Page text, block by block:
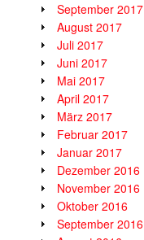
September 2017
August 2017
Juli 2017
Juni 2017
Mai 2017
April 2017
März 2017
Februar 2017
Januar 2017
Dezember 2016
November 2016
Oktober 2016
September 2016